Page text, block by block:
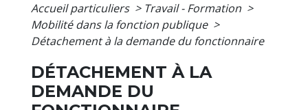
Accueil particuliers > Travail - Formation >
Mobilité dans la fonction publique >
Détachement à la demande du fonctionnaire
DÉTACHEMENT À LA
DEMANDE DU